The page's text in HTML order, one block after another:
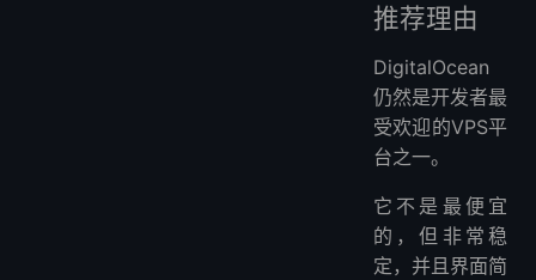
推荐理由
DigitalOcean
仍然是开发者最
受欢迎的VPS平
台之一。
它不是最便宜
的，但非常稳
定，并且界面简